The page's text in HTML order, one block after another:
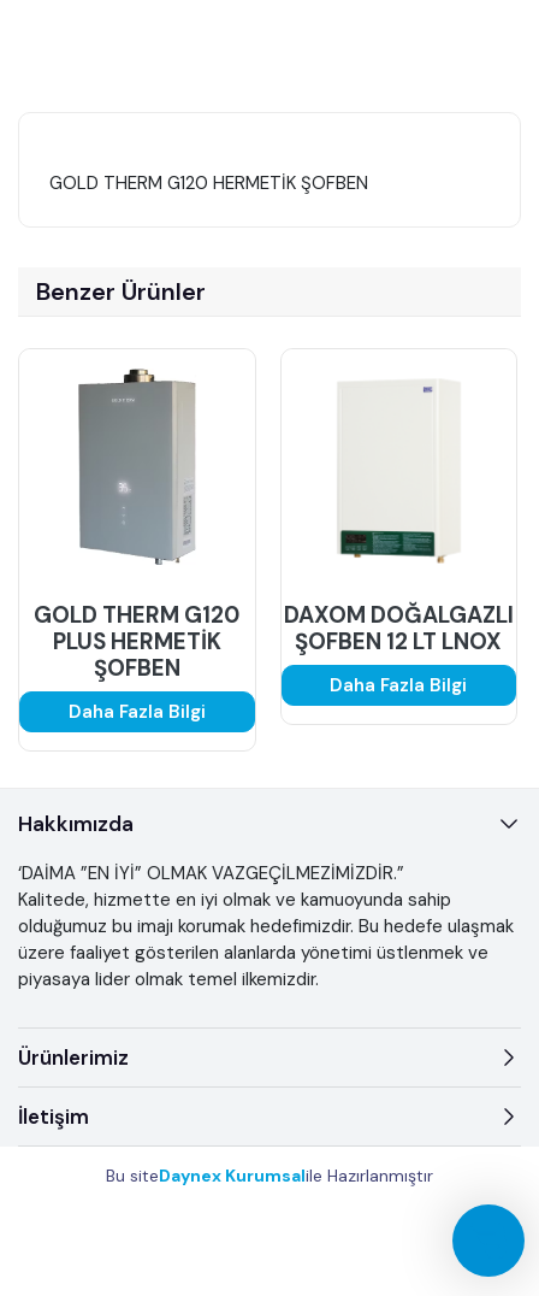
GOLD THERM G120 HERMETİK ŞOFBEN
Benzer Ürünler
GOLD THERM G120
PLUS HERMETİK
ŞOFBEN
Daha Fazla Bilgi
DAXOM DOĞALGAZLI
ŞOFBEN 12 LT LNOX
Daha Fazla Bilgi
Hakkımızda
‘DAİMA ”EN İYİ” OLMAK VAZGEÇİLMEZİMİZDİR.”
Kalitede, hizmette en iyi olmak ve kamuoyunda sahip
olduğumuz bu imajı korumak hedefimizdir. Bu hedefe ulaşmak
üzere faaliyet gösterilen alanlarda yönetimi üstlenmek ve
piyasaya lider olmak temel ilkemizdir.
Ürünlerimiz
İletişim
Bu siteDaynex Kurumsalile Hazırlanmıştır